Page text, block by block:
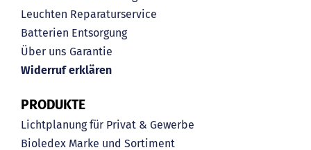
Leuchten Reparaturservice
Batterien Entsorgung
Über uns Garantie
Widerruf erklären
PRODUKTE
Lichtplanung für Privat & Gewerbe
Bioledex Marke und Sortiment